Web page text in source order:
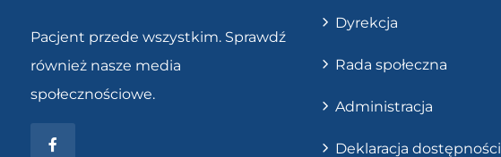
Pacjent przede wszystkim. Sprawdź
również nasze media
społecznościowe.
Dyrekcja
Rada społeczna
Administracja
Deklaracja dostępności